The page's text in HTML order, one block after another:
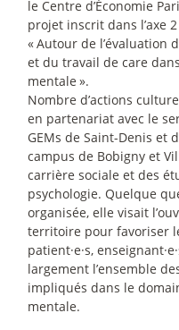
le Centre d’Économie
projet inscrit dans l’axe
«Autour de l’évaluation
et du travail de care
mentale ».
Nombre d’actions
en partenariat avec le
GEMs de Saint-Denis et
campus de Bobigny et
carrière sociale et des
psychologie. Quelque
organisée, elle visait
territoire pour favoriser
patient·e·s, enseignant·e·
largement l’ensemble
impliqués dans le
mentale.